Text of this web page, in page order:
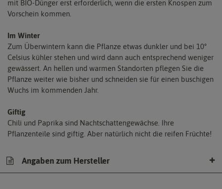
mit BIO-Dünger erst erforderlich, wenn die ersten Knospen zum
Vorschein kommen.
Im Winter
Zum Überwintern kann die Pflanze etwas dunkler und bei 10°
Celsius kühler stehen und wird dann auch entsprechend weniger
gewässert. An hellen und warmen Standorten pflegen Sie die
Pflanze weiter wie bisher und schneiden sie für einen buschigen
Wuchs im kommenden Jahr.
Giftig
Chili und Paprika sind Nachtschattengewächse. Ihre
Pflanzenteile sind giftig. Aber natürlich nicht die reifen Früchte!
Angaben zum Hersteller